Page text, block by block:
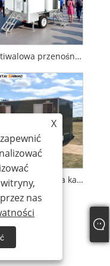
Festiwalowa przenośna toaleta
Toaleta mobilna dla kadry mobilnej
X
nas